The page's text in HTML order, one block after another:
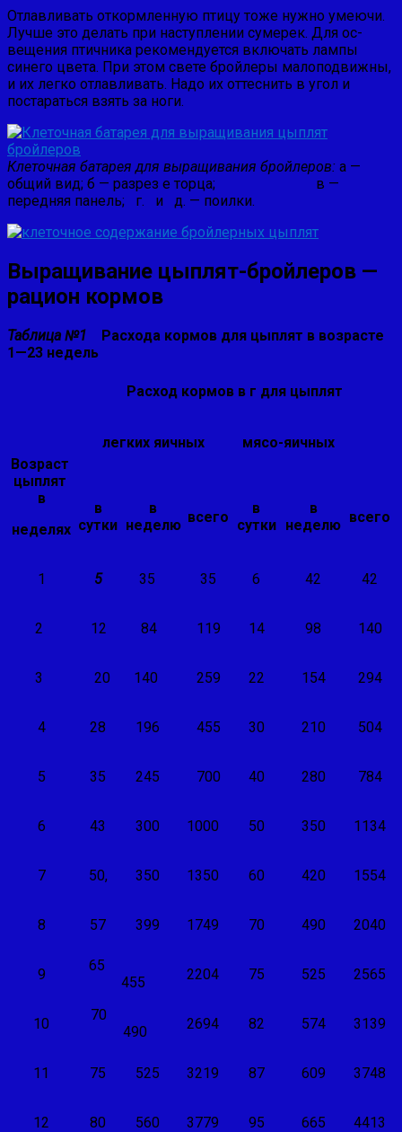
Отлавливать откормленную птицу тоже нужно умею­чи.
Лучше это делать при наступлении сумерек. Для ос­
вещения птичника рекомендуется включать лампы
сине­го цвета. При этом свете бройлеры малоподвижны,
и их легко отлавливать. Надо их оттеснить в угол и
постарать­ся взять за ноги.
Клеточная батарея для выращивания бройлеров: а —
общий вид; б — разрез е торца; в —
передняя панель; г. и д. — поилки.
Выращивание цыплят-бройлеров —
рацион кормов
Таблица №1
Расхода кормов для цыплят в возрасте
1—23 недель
Возраст
цыплят
в
неделях
Расход кормов в г для цыплят
легких яичных мясо-яичных
в
сутки
в
неделю всего
в
сутки
в
неделю всего
1 5 35 35 6 42 42
2 12 84 119 14 98 140
3 20 140 259 22 154 294
4 28 196 455 30 210 504
5 35 245 700 40 280 784
6 43 300 1000 50 350 1134
7 50, 350 1350 60 420 1554
8 57 399 1749 70 490 2040
9
65
455
2204 75 525 2565
10
70
490
2694 82 574 3139
11 75 525 3219 87 609 3748
12 80 560 3779 95 665 4413